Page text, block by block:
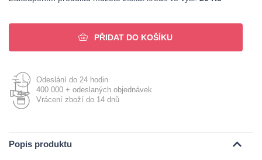
PŘIDAT DO KOŠÍKU
Odeslání do 24 hodin
400 000 + odeslaných objednávek
Vrácení zboží do 14 dnů
Popis produktu